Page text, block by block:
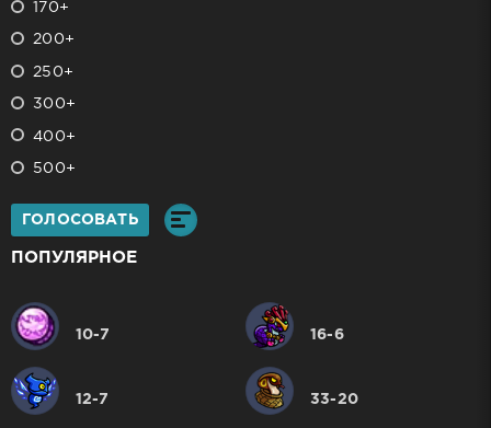
170+
200+
250+
300+
400+
500+
ГОЛОСОВАТЬ
ПОПУЛЯРНОЕ
10-7 16-6
12-7 33-20